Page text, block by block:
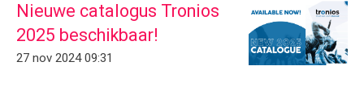
Nieuwe catalogus Tronios
2025 beschikbaar!
27 nov 2024 09:31